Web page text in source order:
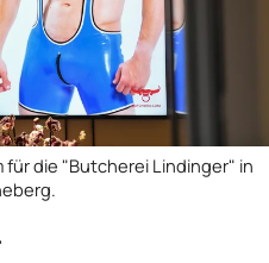
die "Butcherei Lindinger" in